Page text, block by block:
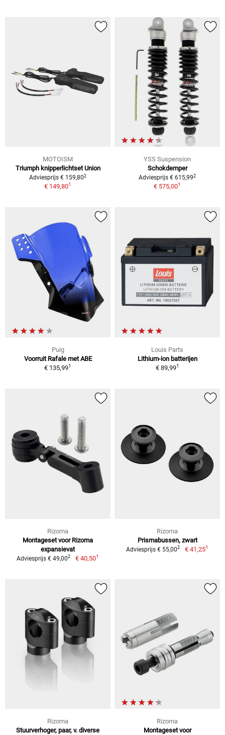
MOTOISM
Triumph knipperlichtset Union
Adviesprijs € 159,802
€ 149,801
YSS Suspension
Schokdemper
Adviesprijs € 615,992
€ 575,001
Puig
Voorruit Rafale met ABE
€ 135,991
Louis Parts
Lithium-ion batterijen
€ 89,991
Rizoma
Montageset voor Rizoma
expansievat
Adviesprijs € 49,002 € 40,501
Rizoma
Prismabussen, zwart
Adviesprijs € 55,002 € 41,251
Rizoma
Stuurverhoger, paar, v. diverse
Rizoma
Montageset voor